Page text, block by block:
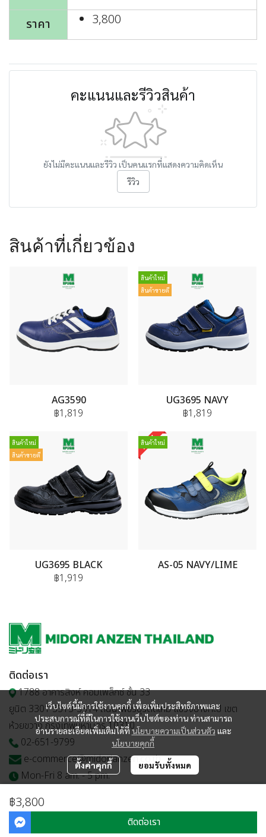
ราคา
3,800
คะแนนและรีวิวสินค้า
ยังไม่มีคะแนนและรีวิว เป็นคนแรกที่แสดงความคิดเห็น
รีวิว
สินค้าที่เกี่ยวข้อง
AG3590
฿1,819
สินค้าใหม่
สินค้าขายดี
UG3695 NAVY
฿1,819
สินค้าใหม่
สินค้าขายดี
UG3695 BLACK
฿1,919
สินค้าใหม่
AS-05 NAVY/LIME
฿3,800
ติดต่อเรา
เว็บไซต์นี้มีการใช้งานคุกกี้ เพื่อเพิ่มประสิทธิภาพและ
ประสบการณ์ที่ดีในการใช้งานเว็บไซต์ของท่าน ท่านสามารถ
อ่านรายละเอียดเพิ่มเติมได้ที่นโยบายความเป็นส่วนตัว และ
นโยบายคุกกี้
ตั้งค่าคุกกี้ ยอมรับทั้งหมด
ติดต่อเรา
1788 อาคารสิงห์ คอมเพล็กซ์ ชั้น 33
ยูนิต 3301 3313-3314 ถนนเพชรบุรีตัดใหม่ แขวงบางกะปิ เขต
ห้วยขวาง กรุงเทพมหานคร 10310
02-651-9799
e-commerce@midorianzen.co.th
Mon-Fri 8 am. - 5 pm.
© Copyright 2023 | All Rights Reserved